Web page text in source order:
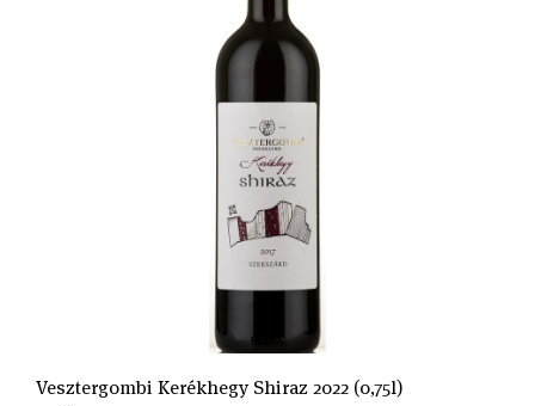
Vesztergombi Kerékhegy Shiraz 2022 (0,75l)